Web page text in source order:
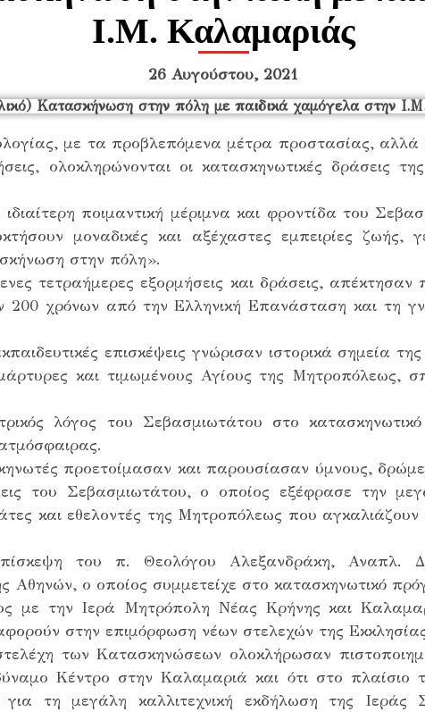
Ι.Μ. Καλαμαριάς
26 Αυγούστου, 2021
με τα προβλεπόμενα μέτρα προστασίας, αλλά
ολοκληρώνονται οι κατασκηνωτικές δράσεις
ποιμαντική μέριμνα και φροντίδα του
μοναδικές και αξέχαστες εμπειρίες
στην πόλη».
τετραήμερες εξορμήσεις και δράσεις, απέκτησαν
χρόνων από την Ελληνική Επανάσταση και τη
επισκέψεις γνώρισαν ιστορικά σημεία
και τιμωμένους Αγίους της Μητροπόλεως,
λόγος του Σεβασμιωτάτου στο
προετοίμασαν και παρουσίασαν ύμνους,
του Σεβασμιωτάτου, ο οποίος εξέφρασε την
και εθελοντές της Μητροπόλεως που
του π. Θεολόγου Αλεξανδράκη, Αναπλ.
Αθηνών, ο οποίος συμμετείχε στο κατασκηνωτικό
με την Ιερά Μητρόπολη Νέας Κρήνης και
στην επιμόρφωση νέων στελεχών της
των Κατασκηνώσεων ολοκλήρωσαν
Κέντρο στην Καλαμαριά και ότι στο πλαίσιο
για τη μεγάλη καλλιτεχνική εκδήλωση της